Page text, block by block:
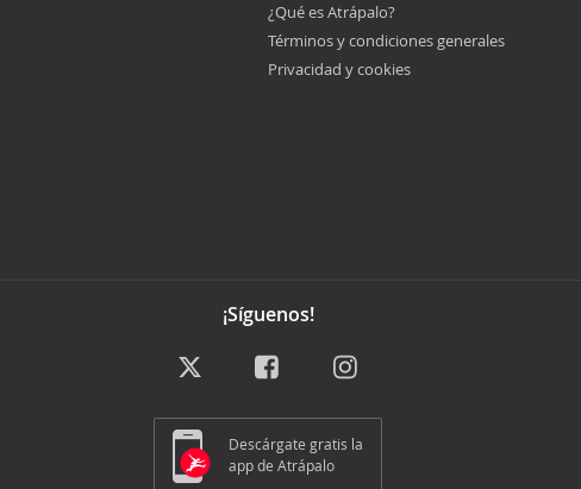
¿Qué es Atrápalo?
Términos y condiciones generales
Privacidad y cookies
¡Síguenos!
Descárgate gratis la
app de Atrápalo